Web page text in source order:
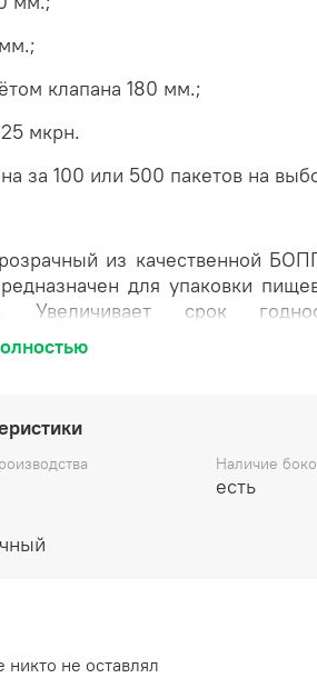
клапана 180 мм.;
мкрн.
за 100 или 500 пакетов на
из качественной
для упаковки
Увеличивает срок
клапан надежно
пакета позволяет
не нанося вред товару. Особо
товаров ручной работы.
(допустимы расхождения 1-
Наличие
есть
не оставлял